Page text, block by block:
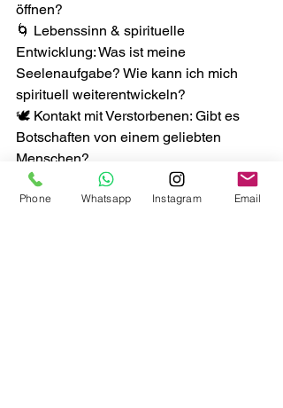
öffnen?
🌀 Lebenssinn & spirituelle
Entwicklung: Was ist meine
Seelenaufgabe? Wie kann ich mich
spirituell weiterentwickeln?
🕊 Kontakt mit Verstorbenen: Gibt es
Botschaften von einem geliebten
Menschen?
Fazit: Die geistige Welt hilft dir, deinen
Phone Whatsapp Instagram Email